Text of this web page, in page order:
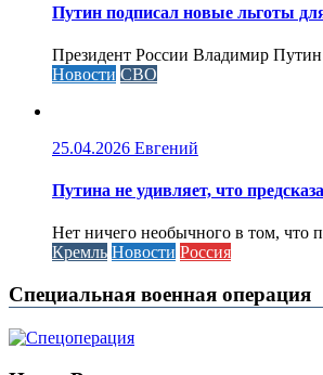
Путин подписал новые льготы
Президент России Владимир
Новости СВО
25.04.2026 Евгений
Путина не удивляет, что
Нет ничего необычного в том, что
Кремль Новости Россия
Специальная военная операция